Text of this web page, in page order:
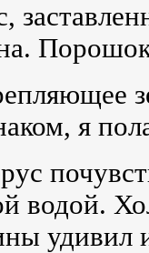
я
водой.
удивил